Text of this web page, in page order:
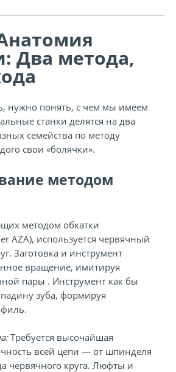
Два метода,
нужно понять, с чем мы имеем
станки делятся на два
семейства по методу
свои «болячки».
методом
методом обкатки
AZA), используется червячный
Заготовка и инструмент
вращение, имитируя
пары . Инструмент как бы
зуба, формируя
Требуется высочайшая
всей цепи — от шпинделя
червячного круга. Люфты и